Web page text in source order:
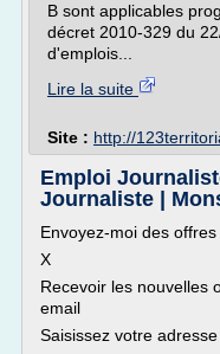
B sont applicables
décret 2010-329 du
d'emplois...
Lire la suite
Site : http://
Emploi
Journaliste |
Envoyez-moi des
X
Recevoir les nouvelles
email
Saisissez votre